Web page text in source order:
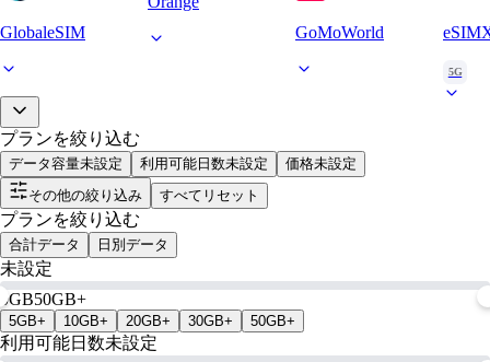
GlobaleSIM GoMoWorld
5G
プランを絞り込む
データ容量未設定 利用可能日数未設定 価格未設定
その他の絞り込み
すべてリセット
プランを絞り込む
合計データ 日別データ
未設定
0GB50GB+
5GB+ 10GB+ 20GB+ 30GB+ 50GB+
利用可能日数未設定